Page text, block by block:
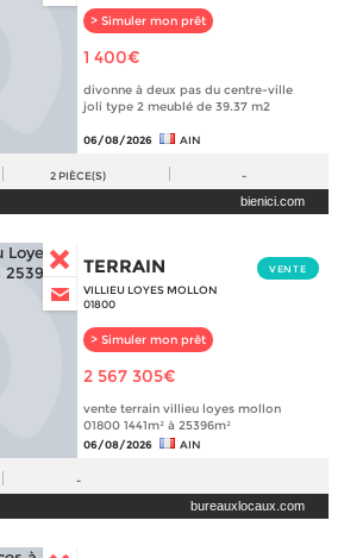
> Simuler mon prêt
1 400€
divonne à deux pas du centre-ville
joli type 2 meublé de 39.37 m2
06/08/2026 AIN
2 PIÈCE(S) -
bienici.com
TERRAIN
VILLIEU LOYES MOLLON
01800
> Simuler mon prêt
VENTE
2 567 305€
vente terrain villieu loyes mollon
01800 1441m² à 25396m²
06/08/2026 AIN
-
bureauxlocaux.com